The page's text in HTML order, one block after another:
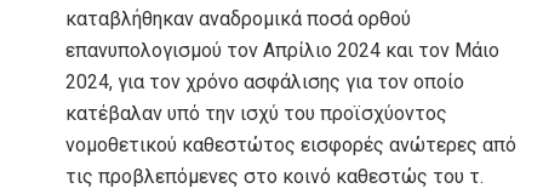
καταβλήθηκαν αναδρομικά ποσά ορθού
επανυπολογισμού τον Απρίλιο 2024 και τον Μάιο
2024, για τον χρόνο ασφάλισης για τον οποίο
κατέβαλαν υπό την ισχύ του προϊσχύοντος
νομοθετικού καθεστώτος εισφορές ανώτερες από
τις προβλεπόμενες στο κοινό καθεστώς του τ.